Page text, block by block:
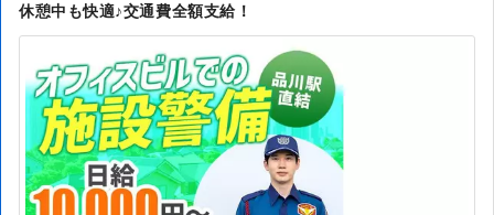
休憩中も快適♪交通費全額支給！